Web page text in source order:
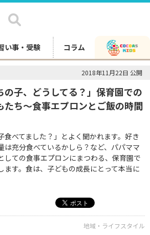
い事・受験 コラム
2018年11月22日 公開
の子、どうしてる？」保育園での
たち～食事エプロンとご飯の時間
食べてました？」とよく聞かれます。好き
は充分食べているかしら？など、パパママ
しての食事エプロンにまつわる、保育園で
ます。食は、子どもの成長にとって本当に
地域・ライフスタイル